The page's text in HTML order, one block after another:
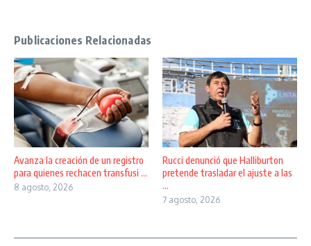
Publicaciones Relacionadas
Avanza la creación de un registro
para quienes rechacen transfusi ...
8 agosto, 2026
Rucci denunció que Halliburton
pretende trasladar el ajuste a las
...
7 agosto, 2026